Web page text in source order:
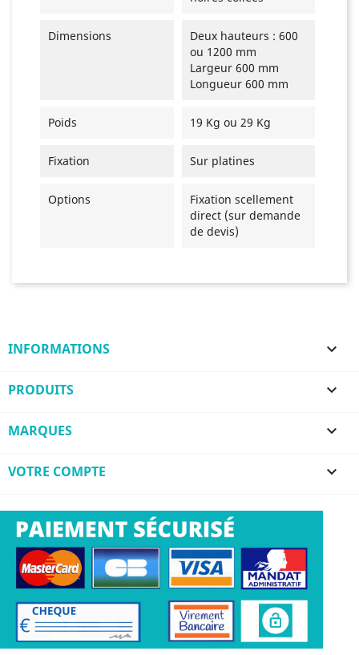
Dimensions
Deux hauteurs : 600
ou 1200 mm
Largeur 600 mm
Longueur 600 mm
Poids 19 Kg ou 29 Kg
Fixation Sur platines
Options
Fixation scellement
direct (sur demande
de devis)
INFORMATIONS 
PRODUITS 
MARQUES 
VOTRE COMPTE 